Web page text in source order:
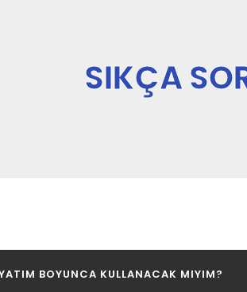
SIKÇA
BOYUNCA KULLANACAK MIYIM?